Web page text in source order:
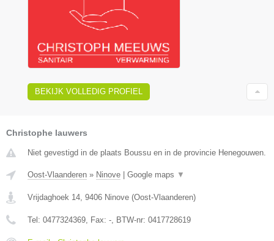
BEKIJK VOLLEDIG PROFIEL
Christophe lauwers
Niet gevestigd in de plaats Boussu en in de provincie Henegouwen.
Oost-Vlaanderen » Ninove Google maps ▼
Vrijdaghoek 14, 9406 Ninove (Oost-Vlaanderen)
Tel: 0477324369, Fax: -, BTW-nr: 0417728619